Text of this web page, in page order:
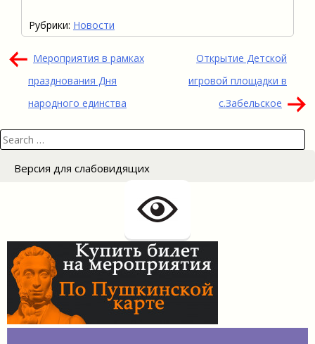
Рубрики: Новости
Навигация
по
Мероприятия в рамках
празднования Дня
народного единства
Открытие Детской
игровой площадки в
с.Забельское
Search
for:
Версия для слабовидящих